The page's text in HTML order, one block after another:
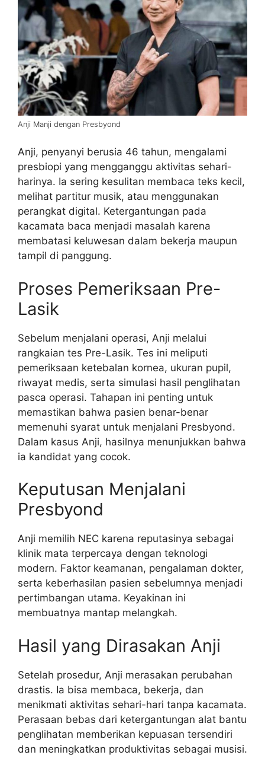
Anji Manji dengan Presbyond
Anji, penyanyi berusia 46 tahun, mengalami
presbiopi yang mengganggu aktivitas sehari-
harinya. Ia sering kesulitan membaca teks kecil,
melihat partitur musik, atau menggunakan
perangkat digital. Ketergantungan pada
kacamata baca menjadi masalah karena
membatasi keluwesan dalam bekerja maupun
tampil di panggung.
Proses Pemeriksaan Pre-
Lasik
Sebelum menjalani operasi, Anji melalui
rangkaian tes Pre-Lasik. Tes ini meliputi
pemeriksaan ketebalan kornea, ukuran pupil,
riwayat medis, serta simulasi hasil penglihatan
pasca operasi. Tahapan ini penting untuk
memastikan bahwa pasien benar-benar
memenuhi syarat untuk menjalani Presbyond.
Dalam kasus Anji, hasilnya menunjukkan bahwa
ia kandidat yang cocok.
Keputusan Menjalani
Presbyond
Anji memilih NEC karena reputasinya sebagai
klinik mata terpercaya dengan teknologi
modern. Faktor keamanan, pengalaman dokter,
serta keberhasilan pasien sebelumnya menjadi
pertimbangan utama. Keyakinan ini
membuatnya mantap melangkah.
Hasil yang Dirasakan Anji
Setelah prosedur, Anji merasakan perubahan
drastis. Ia bisa membaca, bekerja, dan
menikmati aktivitas sehari-hari tanpa kacamata.
Perasaan bebas dari ketergantungan alat bantu
penglihatan memberikan kepuasan tersendiri
dan meningkatkan produktivitas sebagai musisi.